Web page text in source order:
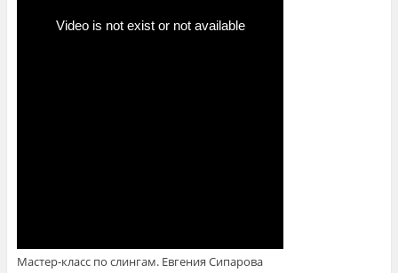
Мастер-класс по слингам. Евгения Сипарова